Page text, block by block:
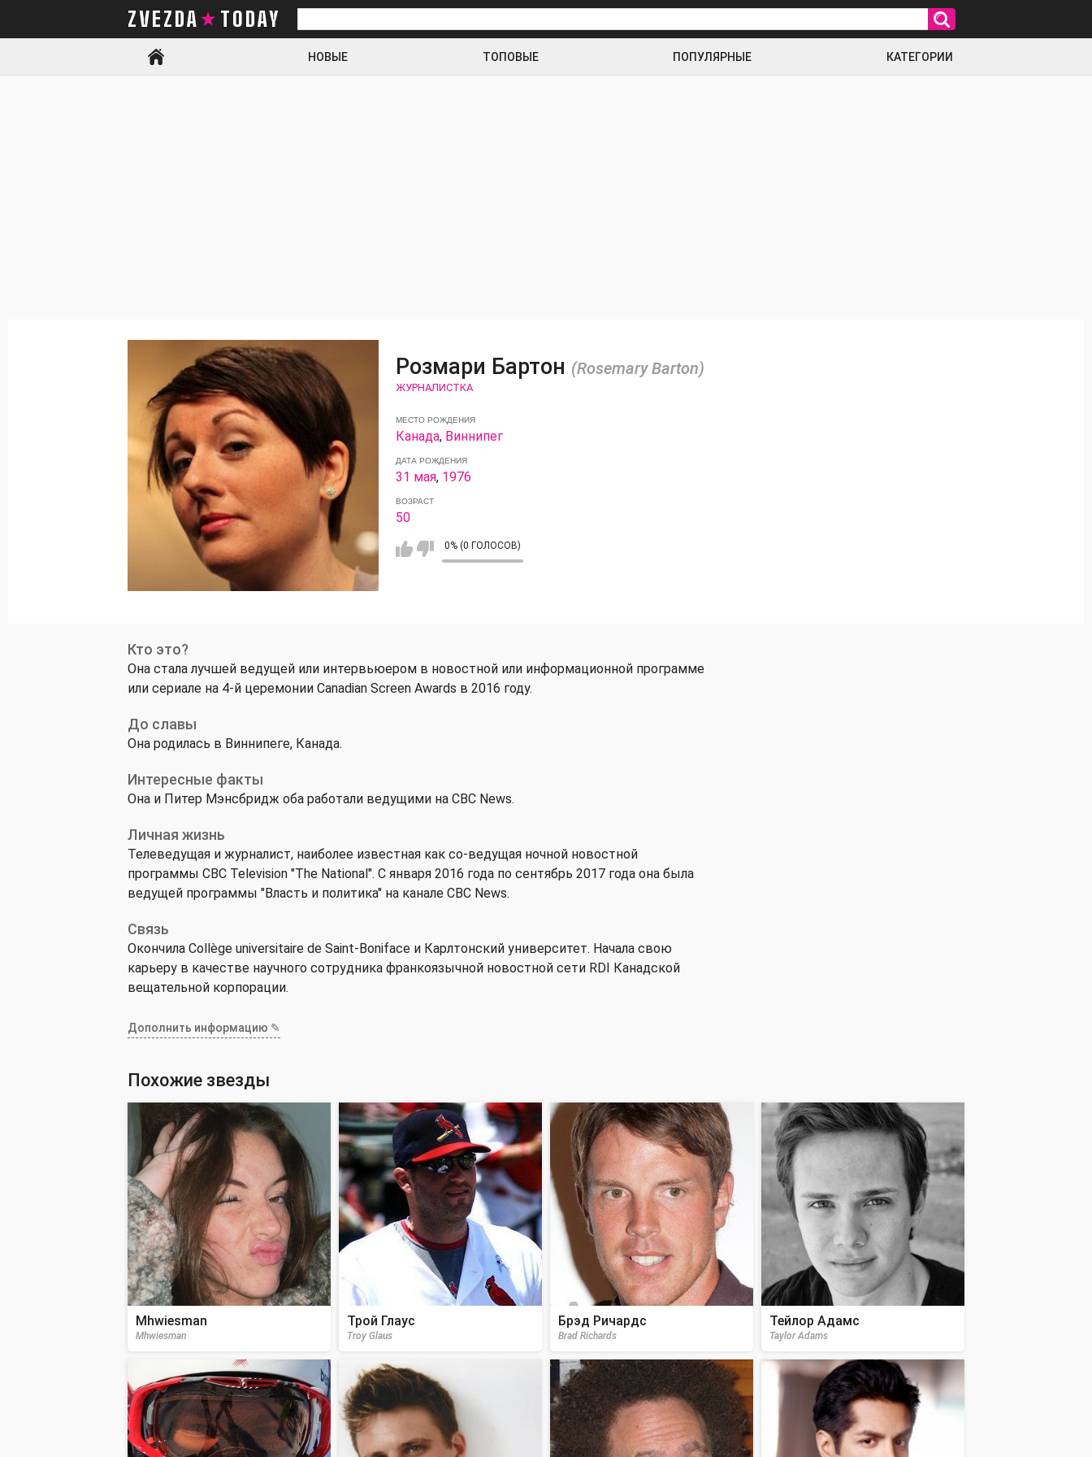
ZVEZDA TODAY
Искать
НОВЫЕ ТОПОВЫЕ ПОПУЛЯРНЫЕ КАТЕГОРИИ
Розмари Бартон (Rosemary Barton)
ЖУРНАЛИСТКА
МЕСТО РОЖДЕНИЯ
Канада, Виннипег
ДАТА РОЖДЕНИЯ
31 мая, 1976
ВОЗРАСТ
50
0% (0 ГОЛОСОВ)
Кто это?
Она стала лучшей ведущей или интервьюером в новостной или информационной программе
или сериале на 4-й церемонии Canadian Screen Awards в 2016 году.
До славы
Она родилась в Виннипеге, Канада.
Интересные факты
Она и Питер Мэнсбридж оба работали ведущими на CBC News.
Личная жизнь
Телеведущая и журналист, наиболее известная как со-ведущая ночной новостной
программы CBC Television "The National". С января 2016 года по сентябрь 2017 года она была
ведущей программы "Власть и политика" на канале CBC News.
Связь
Окончила Collège universitaire de Saint-Boniface и Карлтонский университет. Начала свою
карьеру в качестве научного сотрудника франкоязычной новостной сети RDI Канадской
вещательной корпорации.
Дополнить информацию ✎
Похожие звезды
Mhwiesman
Mhwiesman
Трой Глаус
Troy Glaus
Брэд Ричардс
Brad Richards
Тейлор Адамс
Taylor Adams